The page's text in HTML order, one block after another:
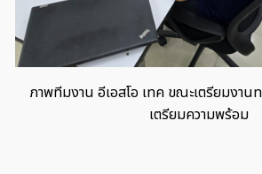
ภาพทีมงาน อีเอสโอ เทค ขณะเตรียมงาน
เตรียมความพร้อม